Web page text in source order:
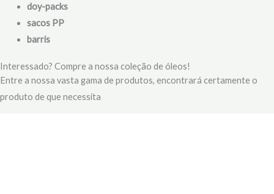
doy-packs
sacos PP
barris
Interessado? Compre a nossa coleção de óleos!
Entre a nossa vasta gama de produtos, encontrará certamente o
produto de que necessita